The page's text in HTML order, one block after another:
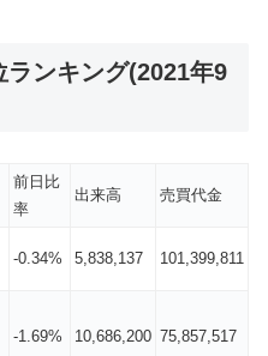
ンキング(2021年9
前日比
率
出来高 売買代金
-0.34% 5,838,137 101,399,811
-1.69% 10,686,200 75,857,517